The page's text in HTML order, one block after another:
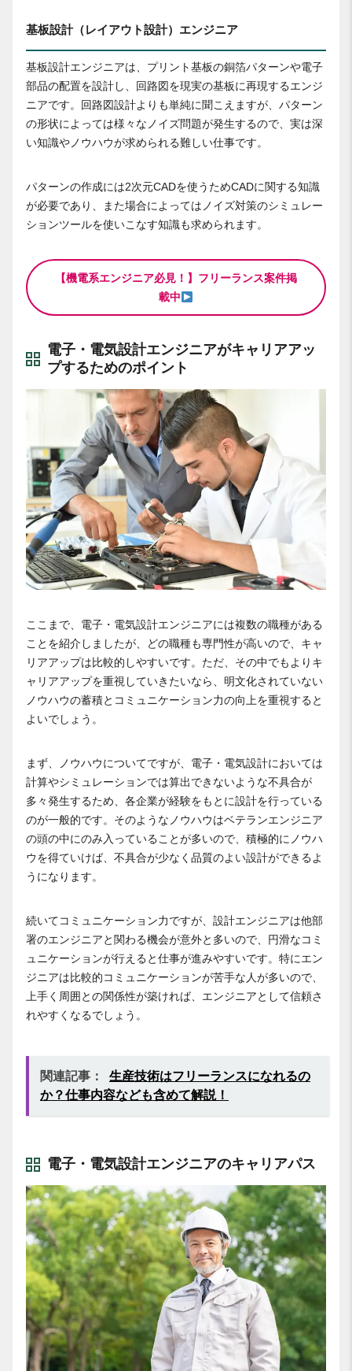
基板設計（レイアウト設計）エンジニア
基板設計エンジニアは、プリント基板の銅箔パターンや電子
部品の配置を設計し、回路図を現実の基板に再現するエンジ
ニアです。回路図設計よりも単純に聞こえますが、パターン
の形状によっては様々なノイズ問題が発生するので、実は深
い知識やノウハウが求められる難しい仕事です。
パターンの作成には2次元CADを使うためCADに関する知識
が必要であり、また場合によってはノイズ対策のシミュレー
ションツールを使いこなす知識も求められます。
【機電系エンジニア必見！】フリーランス案件掲
載中
電子・電気設計エンジニアがキャリアアッ
プするためのポイント
ここまで、電子・電気設計エンジニアには複数の職種がある
ことを紹介しましたが、どの職種も専門性が高いので、キャ
リアアップは比較的しやすいです。ただ、その中でもよりキ
ャリアアップを重視していきたいなら、明文化されていない
ノウハウの蓄積とコミュニケーション力の向上を重視すると
よいでしょう。
まず、ノウハウについてですが、電子・電気設計においては
計算やシミュレーションでは算出できないような不具合が
多々発生するため、各企業が経験をもとに設計を行っている
のが一般的です。そのようなノウハウはベテランエンジニア
の頭の中にのみ入っていることが多いので、積極的にノウハ
ウを得ていけば、不具合が少なく品質のよい設計ができるよ
うになります。
続いてコミュニケーション力ですが、設計エンジニアは他部
署のエンジニアと関わる機会が意外と多いので、円滑なコミ
ュニケーションが行えると仕事が進みやすいです。特にエン
ジニアは比較的コミュニケーションが苦手な人が多いので、
上手く周囲との関係性が築ければ、エンジニアとして信頼さ
れやすくなるでしょう。
関連記事：
生産技術はフリーランスになれるの
か？仕事内容なども含めて解説！
電子・電気設計エンジニアのキャリアパス